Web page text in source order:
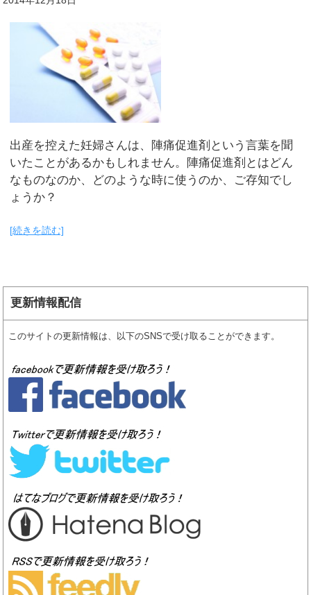
出産を控えた妊婦さんは、陣痛促進剤という言葉を聞
いたことがあるかもしれません。陣痛促進剤とはどん
なものなのか、どのような時に使うのか、ご存知でし
ょうか？
[続きを読む]
更新情報配信
このサイトの更新情報は、以下のSNSで受け取ることができます。